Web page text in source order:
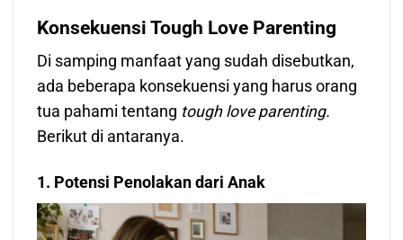
Konsekuensi Tough Love Parenting
Di samping manfaat yang sudah disebutkan,
ada beberapa konsekuensi yang harus orang
tua pahami tentang tough love parenting.
Berikut di antaranya.
1. Potensi Penolakan dari Anak